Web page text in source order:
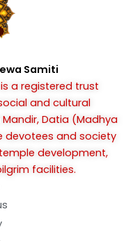
u
Samiti
a registered trust
and cultural
Datia (Madhya
devotees and society
development,
facilities.